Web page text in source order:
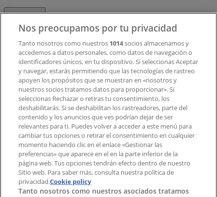
Contacto comercial y de marketing
Tienda mal colocada en el mapa
Notificar un folleto
¿Encontraste un problema en la web o en la
aplicación?
Índices
Marcas
Marcas locales
Negocios
Negocios cercanos
Nos preocupamos por tu privacidad
Tanto nosotros como nuestros 1014socios almacenamos y
accedemos a datos personales, como datos de navegación o
identificadores únicos, en tu dispositivo. Si seleccionas Aceptar
y navegar, estarás permitiendo que las tecnologías de rastreo
apoyen los propósitos que se muestran en «nosotros y
nuestros socios tratamos datos para proporcionar». Si
seleccionas Rechazar o retiras tu consentimiento, los
deshabilitarás. Si se deshabilitan los rastreadores, parte del
contenido y los anuncios que ves podrían dejar de ser
relevantes para ti. Puedes volver a acceder a este menú para
cambiar tus opciones o retirar el consentimiento en cualquier
momento haciendo clic en el enlace «Gestionar las
preferencias» que aparece en el en la parte inferior de la
página web. Tus opciones tendrán efecto dentro de nuestro
Sitio web. Para saber más, consulta nuestra política de
privacidad.Cookie policy
Tanto nosotros como nuestros asociados tratamos